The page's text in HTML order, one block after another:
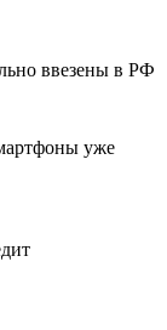
ввезены в РФ
уже